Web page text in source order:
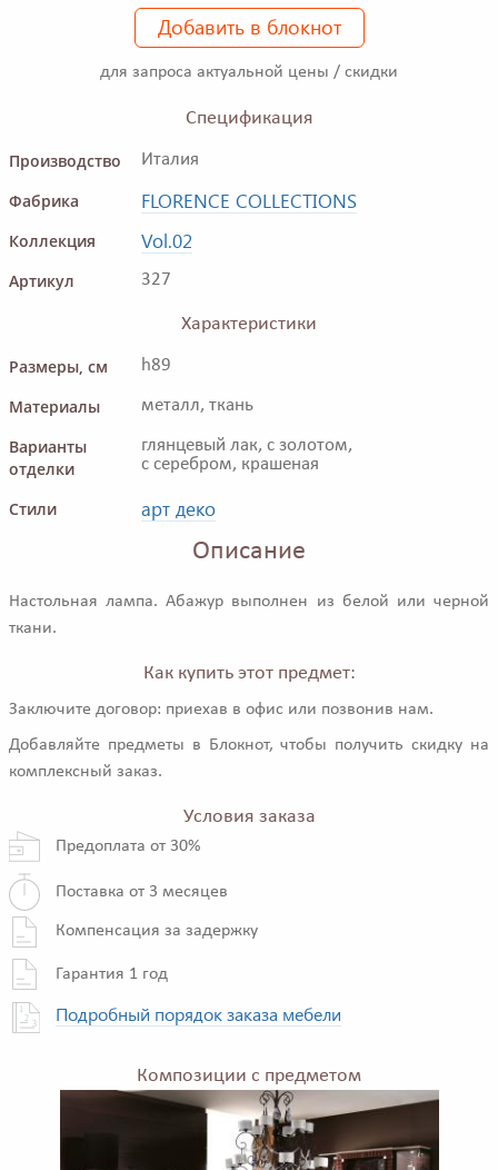
Добавить в блокнот
для запроса актуальной цены / скидки
Спецификация
Производство
Италия
Фабрика FLORENCE COLLECTIONS
Коллекция Vol.02
Артикул 327
Характеристики
Размеры, см
h89
Материалы металл, ткань
Варианты
отделки
глянцевый лак, с золотом,
с серебром, крашеная
Стили арт деко
Описание
Настольная лампа. Абажур выполнен из белой или черной
ткани.
Как купить этот предмет:
Заключите договор: приехав в офис или позвонив нам.
Добавляйте предметы в Блокнот, чтобы получить скидку на
комплексный заказ.
Условия заказа
Предоплата от 30%
Поставка от 3 месяцев
Компенсация за задержку
Гарантия 1 год
Подробный порядок заказа мебели
Композиции с предметом